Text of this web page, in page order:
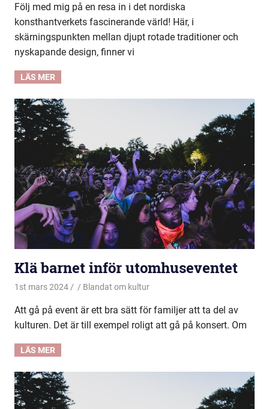
Följ med mig på en resa in i det nordiska
konsthantverkets fascinerande värld! Här, i
skärningspunkten mellan djupt rotade traditioner och
nyskapande design, finner vi
Klä barnet inför utomhuseventet
1st mars 2024 Blandat om kultur
Att gå på event är ett bra sätt för familjer att ta del av
kulturen. Det är till exempel roligt att gå på konsert. Om